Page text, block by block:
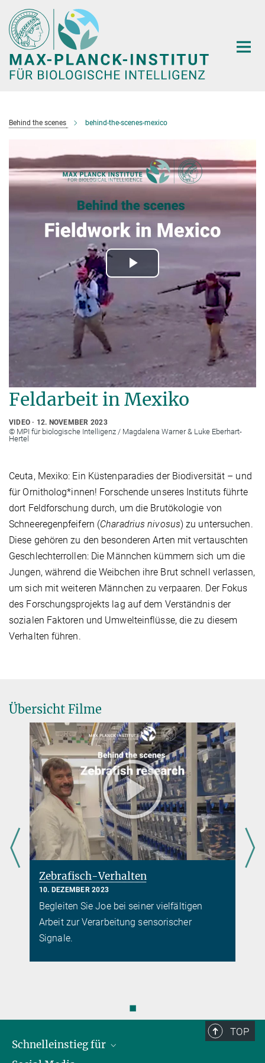
Hauptinhalt
Behind the scenes behind-the-scenes-mexico
Play
Video
Feldarbeit in Mexiko
VIDEO 12. NOVEMBER 2023
© MPI für biologische Intelligenz / Magdalena Warner & Luke Eberhart-
Hertel
Ceuta, Mexiko: Ein Küstenparadies der Biodiversität – und
für Ornitholog*innen! Forschende unseres Instituts führte
dort Feldforschung durch, um die Brutökologie von
Schneeregenpfeifern (Charadrius nivosus) zu untersuchen.
Diese gehören zu den besonderen Arten mit vertauschten
Geschlechterrollen: Die Männchen kümmern sich um die
Jungen, während die Weibchen ihre Brut schnell verlassen,
um sich mit weiteren Männchen zu verpaaren. Der Fokus
des Forschungsprojekts lag auf dem Verständnis der
sozialen Faktoren und Umwelteinflüsse, die zu diesem
Verhalten führen.
Übersicht Filme
Zebrafisch-Verhalten
10. DEZEMBER 2023
Begleiten Sie Joe bei seiner vielfältigen
Arbeit zur Verarbeitung sensorischer
Signale.
◼
TOP
Schnelleinstieg für